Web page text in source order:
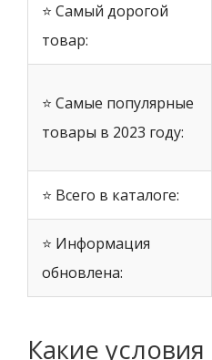
⭐ Самый дорогой
товар:
⭐ Самые популярные
товары в 2023 году:
⭐ Всего в каталоге:
⭐ Информация
обновлена:
Какие